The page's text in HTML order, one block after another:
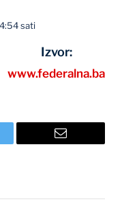
sati
Izvor:
www.federalna.ba
Email